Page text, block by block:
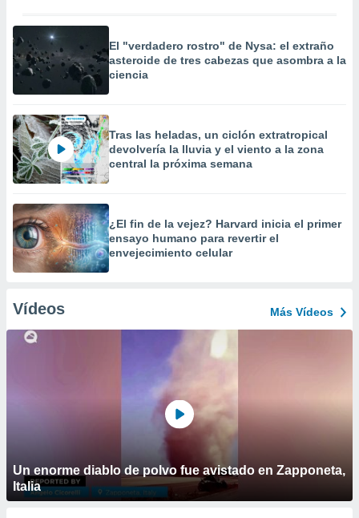
El "verdadero rostro" de Nysa: el extraño
asteroide de tres cabezas que asombra a la
ciencia
Tras las heladas, un ciclón extratropical
devolvería la lluvia y el viento a la zona
central la próxima semana
¿El fin de la vejez? Harvard inicia el primer
ensayo humano para revertir el
envejecimiento celular
Vídeos Más Vídeos
Un enorme diablo de polvo fue avistado en Zapponeta,
Italia